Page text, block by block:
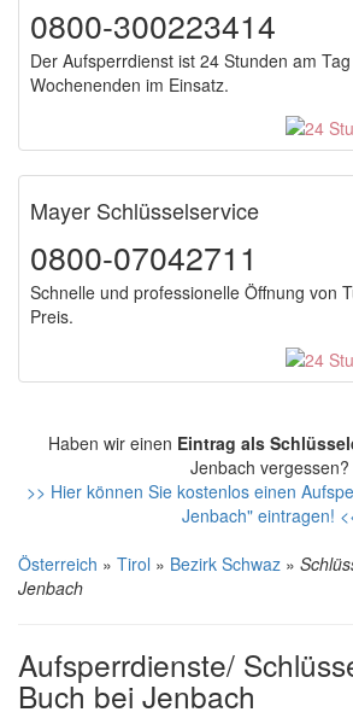
0800-300223414
Der Aufsperrdienst ist 24 Stunden am
Wochenenden im Einsatz.
Mayer Schlüsselservice
0800-07042711
Schnelle und professionelle Öffnung von
Preis.
Haben wir einen Eintrag als
Jenbach vergessen?
>> Hier können Sie kostenlos einen
Jenbach" eintragen!
Österreich » Tirol » Bezirk Schwaz »
Jenbach
Aufsperrdienste/
Buch bei Jenbach